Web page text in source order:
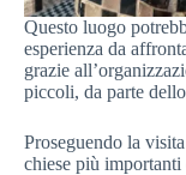
Questo luogo
esperienza da
grazie
piccoli, da parte
Proseguendo la
chiese più